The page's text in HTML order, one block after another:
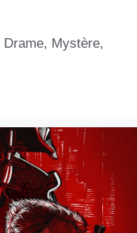
Drame, Mystère,